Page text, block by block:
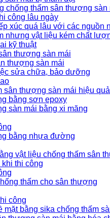
chống thấm sân thượng sàn
công lâu ngày
xúc quá lâu với các nguồn
nhưng vật liệu kém chất
kỹ thuật
thượng sàn mái
thượng sàn mái
sửa chữa, bảo dưỡng
thượng sàn mái hiệu
bằng sơn epoxy
sàn mái bằng xi măng
bằng nhựa đường
vật liệu chống thấm sân
thi công
thấm cho sân thượng
công
mặt bằng sika chống thấm